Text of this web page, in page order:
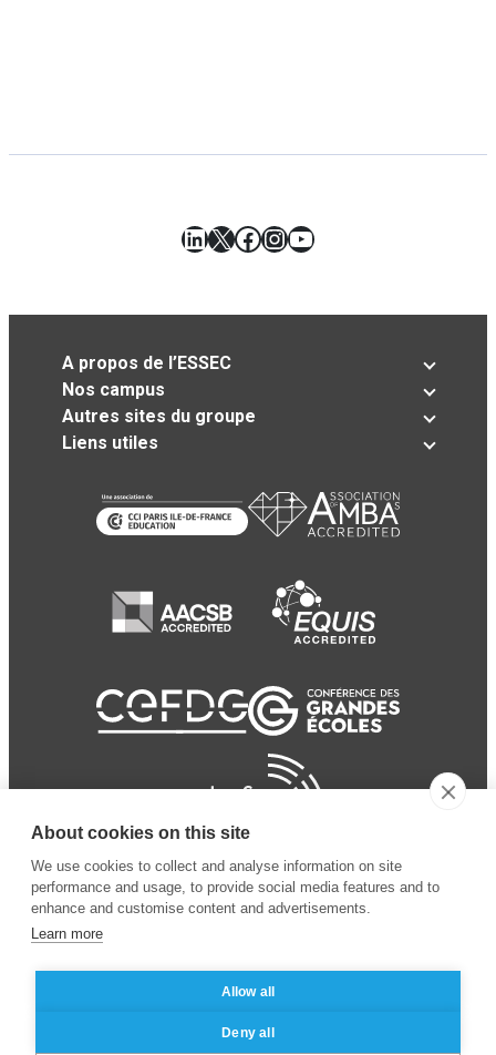
LinkedIn
X Facebook
Instagram
YouTube
A propos de l’ESSEC
Nos campus
Autres sites du groupe
Liens utiles
Business School
Mentions légales
des données personnelles
About cookies on this site
We use cookies to collect and analyse information on site
performance and usage, to provide social media features and to
enhance and customise content and advertisements.
Learn more
Allow all
Deny all